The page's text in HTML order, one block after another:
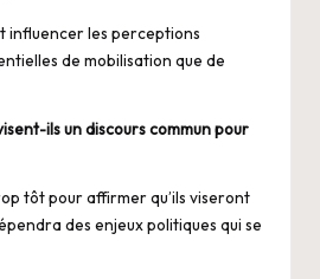
influencer les perceptions
de mobilisation que de
ils un discours commun pour
tôt pour affirmer qu’ils viseront
des enjeux politiques qui se